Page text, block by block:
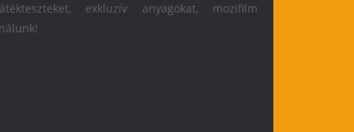
exkluzív anyagokat, mozifilm